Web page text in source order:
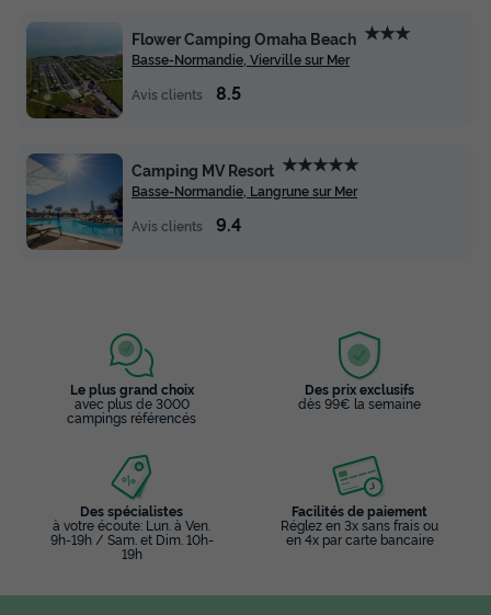
Flower Camping Omaha Beach ★★★
Basse-Normandie, Vierville sur Mer
Avis clients
8.5
Camping MV Resort ★★★★★
Basse-Normandie, Langrune sur Mer
Avis clients
9.4
Le plus grand choix
avec plus de 3000
campings référencés
Des prix exclusifs
dès 99€ la semaine
Des spécialistes
à votre écoute: Lun. à Ven.
9h-19h / Sam. et Dim. 10h-
19h
Facilités de paiement
Réglez en 3x sans frais ou
en 4x par carte bancaire